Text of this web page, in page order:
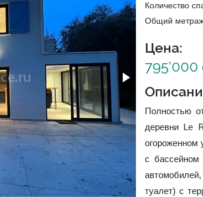
Количество
Общий
Цена:
795'000
Полностью
деревни Le
огороженном
с бассейном
туалет) с